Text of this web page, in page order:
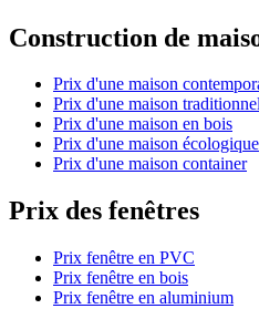
Construction de
Prix d'une maison
Prix d'une maison
Prix d'une maison en bois
Prix d'une maison écologique
Prix d'une maison container
Prix des fenêtres
Prix fenêtre en PVC
Prix fenêtre en bois
Prix fenêtre en aluminium